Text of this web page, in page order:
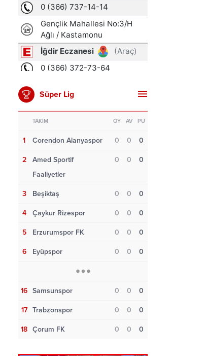
Süper Lig
TAKIM OY AV PU
1 Corendon Alanyaspor 0 0 0
2
Amed Sportif
Faaliyetler
0 0 0
3 Beşiktaş 0 0 0
4 Çaykur Rizespor 0 0 0
5 Erzurumspor FK 0 0 0
6 Eyüpspor 0 0 0
16 Samsunspor 0 0 0
17 Trabzonspor 0 0 0
18 Çorum FK 0 0 0